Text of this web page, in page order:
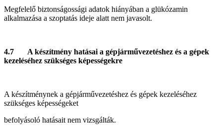
Megfelelő biztonságossági adatok hiányában a glükózamin
alkalmazása a szoptatás ideje alatt nem javasolt.
4.7 A készítmény hatásai a gépjárművezetéshez és a gépek
kezeléséhez szükséges képességekre
A készítménynek a gépjárművezetéshez és gépek kezeléséhez
szükséges képességeket
befolyásoló hatásait nem vizsgálták.